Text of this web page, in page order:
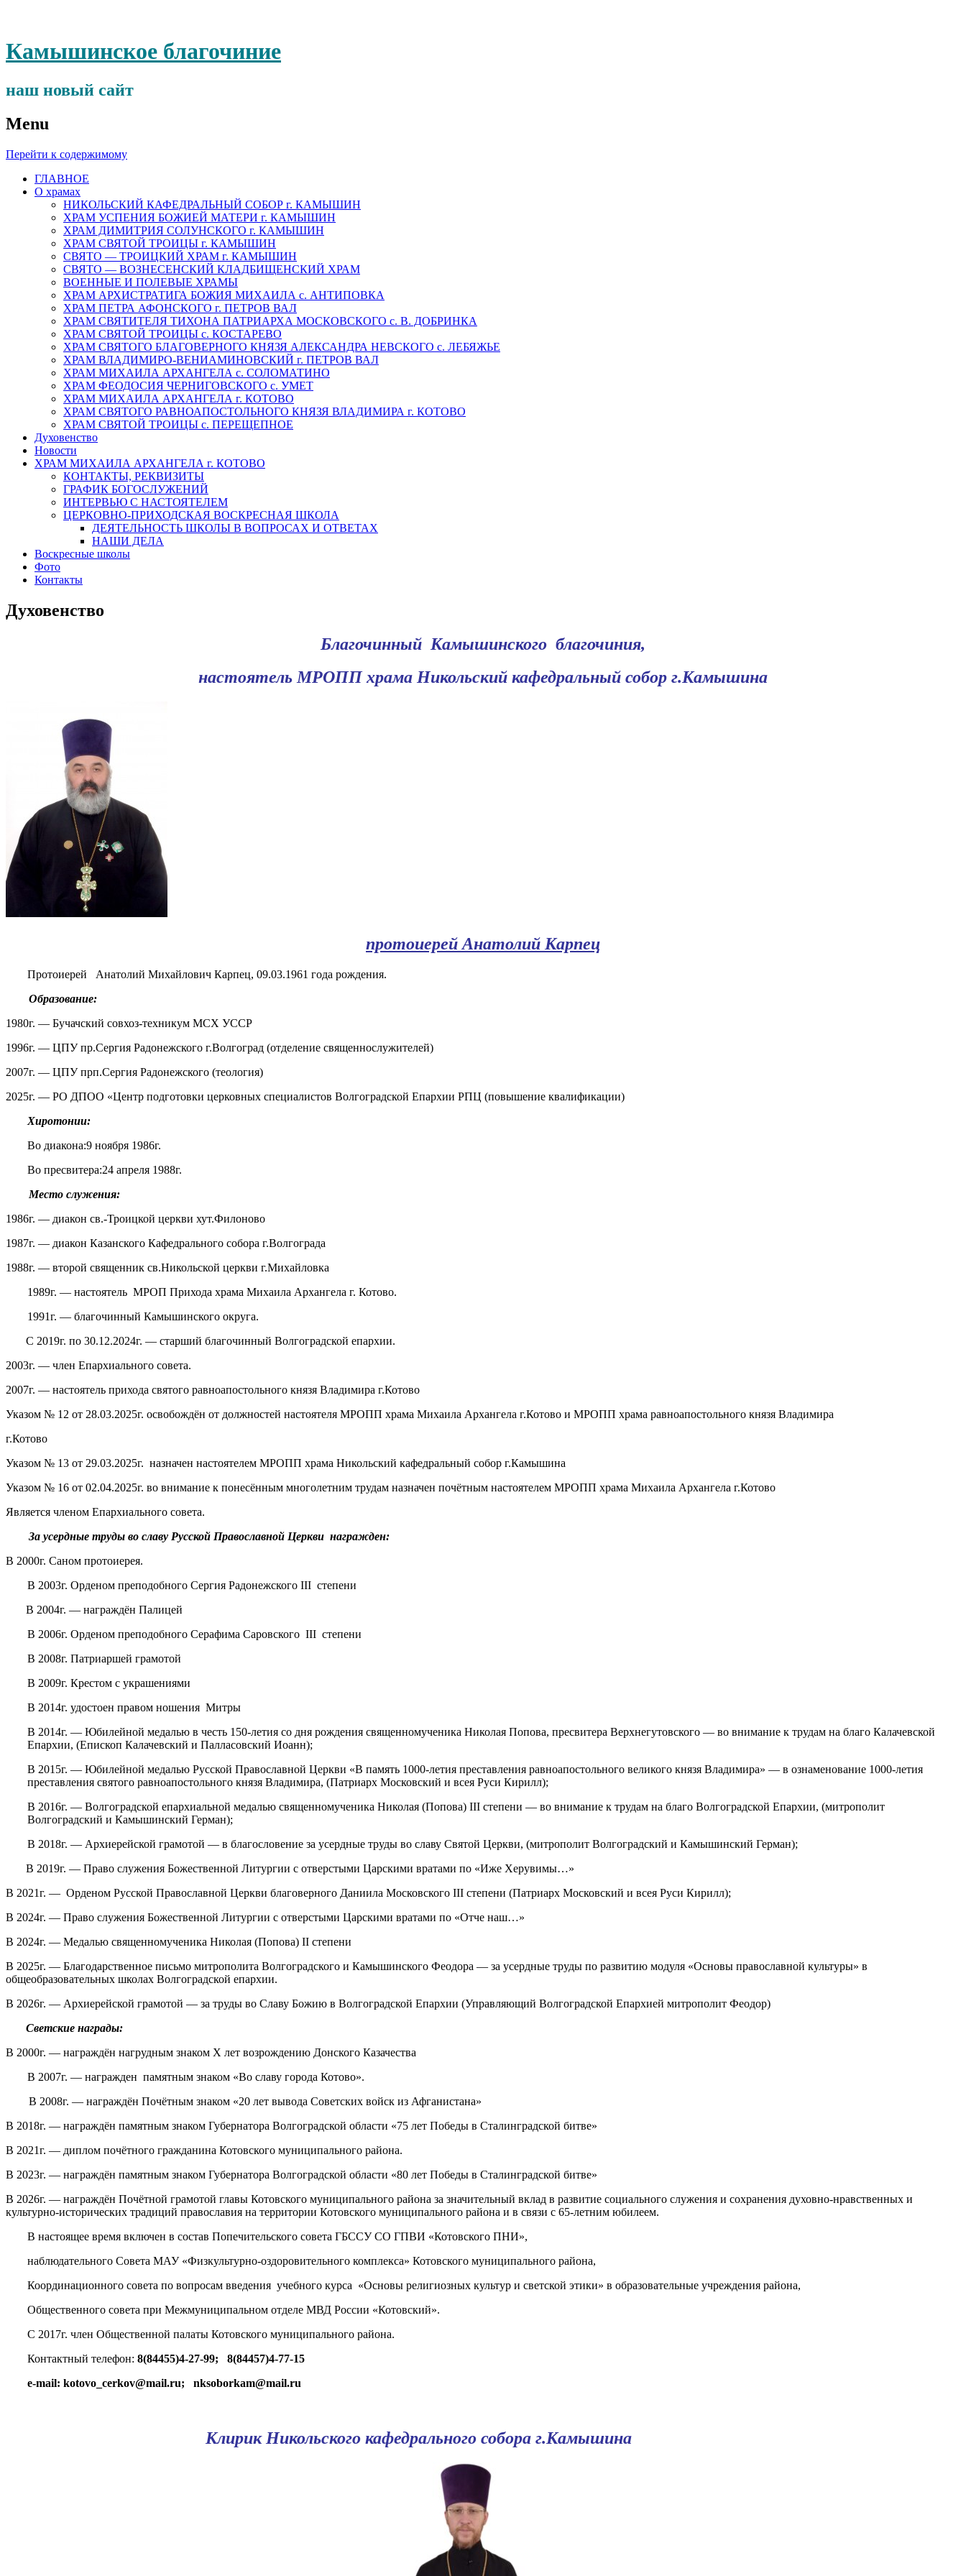
Камышинское благочиние
наш новый сайт
Menu
Перейти к содержимому
ГЛАВНОЕ
О храмах
НИКОЛЬСКИЙ КАФЕДРАЛЬНЫЙ СОБОР г. КАМЫШИН
ХРАМ УСПЕНИЯ БОЖИЕЙ МАТЕРИ г. КАМЫШИН
ХРАМ ДИМИТРИЯ СОЛУНСКОГО г. КАМЫШИН
ХРАМ СВЯТОЙ ТРОИЦЫ г. КАМЫШИН
СВЯТО — ТРОИЦКИЙ ХРАМ г. КАМЫШИН
СВЯТО — ВОЗНЕСЕНСКИЙ КЛАДБИЩЕНСКИЙ ХРАМ
ВОЕННЫЕ И ПОЛЕВЫЕ ХРАМЫ
ХРАМ АРХИСТРАТИГА БОЖИЯ МИХАИЛА с. АНТИПОВКА
ХРАМ ПЕТРА АФОНСКОГО г. ПЕТРОВ ВАЛ
ХРАМ СВЯТИТЕЛЯ ТИХОНА ПАТРИАРХА МОСКОВСКОГО с. В. ДОБРИНКА
ХРАМ СВЯТОЙ ТРОИЦЫ с. КОСТАРЕВО
ХРАМ СВЯТОГО БЛАГОВЕРНОГО КНЯЗЯ АЛЕКСАНДРА НЕВСКОГО с. ЛЕБЯЖЬЕ
ХРАМ ВЛАДИМИРО-ВЕНИАМИНОВСКИЙ г. ПЕТРОВ ВАЛ
ХРАМ МИХАИЛА АРХАНГЕЛА с. СОЛОМАТИНО
ХРАМ ФЕОДОСИЯ ЧЕРНИГОВСКОГО с. УМЕТ
ХРАМ МИХАИЛА АРХАНГЕЛА г. КОТОВО
ХРАМ СВЯТОГО РАВНОАПОСТОЛЬНОГО КНЯЗЯ ВЛАДИМИРА г. КОТОВО
ХРАМ СВЯТОЙ ТРОИЦЫ с. ПЕРЕЩЕПНОЕ
Духовенство
Новости
ХРАМ МИХАИЛА АРХАНГЕЛА г. КОТОВО
КОНТАКТЫ, РЕКВИЗИТЫ
ГРАФИК БОГОСЛУЖЕНИЙ
ИНТЕРВЬЮ С НАСТОЯТЕЛЕМ
ЦЕРКОВНО-ПРИХОДСКАЯ ВОСКРЕСНАЯ ШКОЛА
ДЕЯТЕЛЬНОСТЬ ШКОЛЫ В ВОПРОСАХ И ОТВЕТАХ
НАШИ ДЕЛА
Воскресные школы
Фото
Контакты
Духовенство
Благочинный Камышинского благочиния,
настоятель МРОПП храма Никольский кафедральный собор г.Камышина
протоиерей Анатолий Карпец
Протоиерей Анатолий Михайлович Карпец, 09.03.1961 года рождения.
Образование:
1980г. — Бучачский совхоз-техникум МСХ УССР
1996г. — ЦПУ пр.Сергия Радонежского г.Волгоград (отделение священнослужителей)
2007г. — ЦПУ прп.Сергия Радонежского (теология)
2025г. — РО ДПОО «Центр подготовки церковных специалистов Волгоградской Епархии РПЦ (повышение квалификации)
Хиротонии:
Во диакона:9 ноября 1986г.
Во пресвитера:24 апреля 1988г.
Место служения:
1986г. — диакон св.-Троицкой церкви хут.Филоново
1987г. — диакон Казанского Кафедрального собора г.Волгограда
1988г. — второй священник св.Никольской церкви г.Михайловка
1989г. — настоятель МРОП Прихода храма Михаила Архангела г. Котово.
1991г. — благочинный Камышинского округа.
С 2019г. по 30.12.2024г. — старший благочинный Волгоградской епархии.
2003г. — член Епархиального совета.
2007г. — настоятель прихода святого равноапостольного князя Владимира г.Котово
Указом № 12 от 28.03.2025г. освобождён от должностей настоятеля МРОПП храма Михаила Архангела г.Котово и МРОПП храма равноапостольного князя Владимира
г.Котово
Указом № 13 от 29.03.2025г. назначен настоятелем МРОПП храма Никольский кафедральный собор г.Камышина
Указом № 16 от 02.04.2025г. во внимание к понесённым многолетним трудам назначен почётным настоятелем МРОПП храма Михаила Архангела г.Котово
Является членом Епархиального совета.
За усердные труды во славу Русской Православной Церкви награжден:
В 2000г. Саном протоиерея.
В 2003г. Орденом преподобного Сергия Радонежского III степени
В 2004г. — награждён Палицей
В 2006г. Орденом преподобного Серафима Саровского III степени
В 2008г. Патриаршей грамотой
В 2009г. Крестом с украшениями
В 2014г. удостоен правом ношения Митры
В 2014г. — Юбилейной медалью в честь 150-летия со дня рождения священномученика Николая Попова, пресвитера Верхнегутовского — во внимание к трудам на благо Калачевской
Епархии, (Епископ Калачевский и Палласовский Иоанн);
В 2015г. — Юбилейной медалью Русской Православной Церкви «В память 1000-летия преставления равноапостольного великого князя Владимира» — в ознаменование 1000-летия
преставления святого равноапостольного князя Владимира, (Патриарх Московский и всея Руси Кирилл);
В 2016г. — Волгоградской епархиальной медалью священномученика Николая (Попова) III степени — во внимание к трудам на благо Волгоградской Епархии, (митрополит
Волгоградский и Камышинский Герман);
В 2018г. — Архиерейской грамотой — в благословение за усердные труды во славу Святой Церкви, (митрополит Волгоградский и Камышинский Герман);
В 2019г. — Право служения Божественной Литургии с отверстыми Царскими вратами по «Иже Херувимы…»
В 2021г. — Орденом Русской Православной Церкви благоверного Даниила Московского III степени (Патриарх Московский и всея Руси Кирилл);
В 2024г. — Право служения Божественной Литургии с отверстыми Царскими вратами по «Отче наш…»
В 2024г. — Медалью священномученика Николая (Попова) II степени
В 2025г. — Благодарственное письмо митрополита Волгоградского и Камышинского Феодора — за усердные труды по развитию модуля «Основы православной культуры» в
общеобразовательных школах Волгоградской епархии.
В 2026г. — Архиерейской грамотой — за труды во Славу Божию в Волгоградской Епархии (Управляющий Волгоградской Епархией митрополит Феодор)
Светские награды:
В 2000г. — награждён нагрудным знаком Х лет возрождению Донского Казачества
В 2007г. — награжден памятным знаком «Во славу города Котово».
В 2008г. — награждён Почётным знаком «20 лет вывода Советских войск из Афганистана»
В 2018г. — награждён памятным знаком Губернатора Волгоградской области «75 лет Победы в Сталинградской битве»
В 2021г. — диплом почётного гражданина Котовского муниципального района.
В 2023г. — награждён памятным знаком Губернатора Волгоградской области «80 лет Победы в Сталинградской битве»
В 2026г. — награждён Почётной грамотой главы Котовского муниципального района за значительный вклад в развитие социального служения и сохранения духовно-нравственных и
культурно-исторических традиций православия на территории Котовского муниципального района и в связи с 65-летним юбилеем.
В настоящее время включен в состав Попечительского совета ГБССУ СО ГПВИ «Котовского ПНИ»,
наблюдательного Совета МАУ «Физкультурно-оздоровительного комплекса» Котовского муниципального района,
Координационного совета по вопросам введения учебного курса «Основы религиозных культур и светской этики» в образовательные учреждения района,
Общественного совета при Межмуниципальном отделе МВД России «Котовский».
С 2017г. член Общественной палаты Котовского муниципального района.
Контактный телефон: 8(84455)4-27-99; 8(84457)4-77-15
e-mail: kotovo_cerkov@mail.ru; nksoborkam@mail.ru
Клирик Никольского кафедрального собора г.Камышина